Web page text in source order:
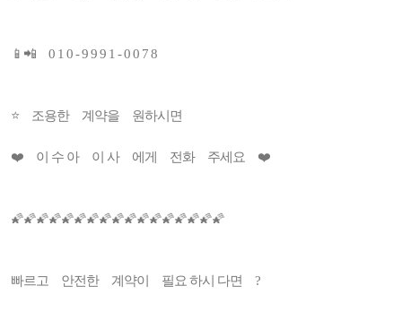
📱📲 0 1 0 - 9 9 9 1 - 0 0 7 8
⭐ 조용한 계약을 원하시면
❤️ 이 수 아 이 사 에게 전화 주세요 ❤️
🌠🌠🌠🌠🌠🌠🌠🌠🌠🌠🌠🌠🌠🌠🌠🌠🌠
빠르고 안전한 계약이 필요 하시 다면 ?